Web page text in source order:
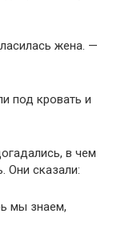
жена. —
под кровать и
в чем
Они сказали:
мы знаем,